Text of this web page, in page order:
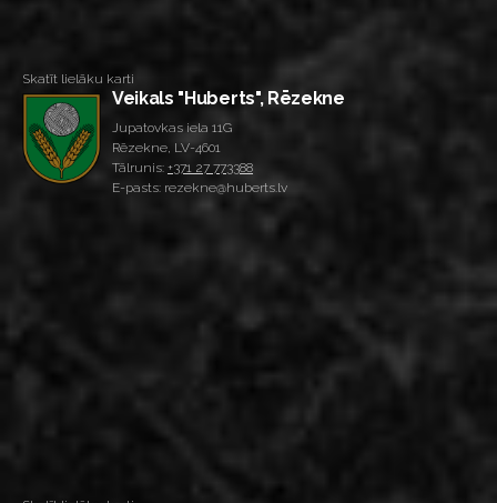
Skatīt lielāku karti
Veikals "Huberts", Rēzekne
Jupatovkas iela 11G
Rēzekne, LV-4601
Tālrunis: +371 27 773388
E-pasts: rezekne@huberts.lv